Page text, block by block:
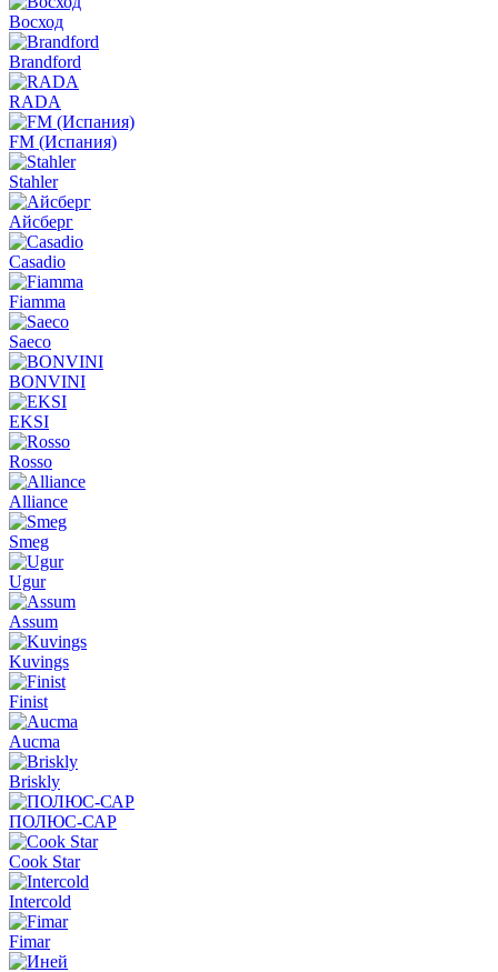
Восход
Brandford
RADA
FM (Испания)
Stahler
Айсберг
Casadio
Fiamma
Saeco
BONVINI
EKSI
Rosso
Alliance
Smeg
Ugur
Assum
Kuvings
Finist
Aucma
Briskly
ПОЛЮС-САР
Cook Star
Intercold
Fimar